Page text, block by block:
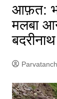
आफ़त:
मलबा